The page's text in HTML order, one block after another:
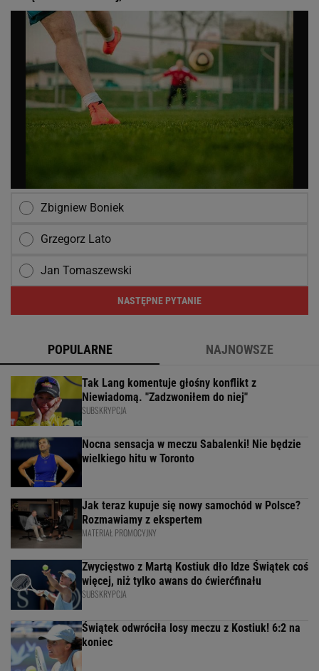
Zbigniew Boniek
Grzegorz Lato
Jan Tomaszewski
NASTĘPNE PYTANIE
POPULARNE NAJNOWSZE
Tak Lang komentuje głośny konflikt z
Niewiadomą. "Zadzwoniłem do niej"
SUBSKRYPCJA
Nocna sensacja w meczu Sabalenki! Nie będzie
wielkiego hitu w Toronto
Jak teraz kupuje się nowy samochód w Polsce?
Rozmawiamy z ekspertem
MATERIAŁ PROMOCYJNY
Zwycięstwo z Martą Kostiuk dło Idze Świątek coś
więcej, niż tylko awans do ćwierćfinału
SUBSKRYPCJA
Świątek odwróciła losy meczu z Kostiuk! 6:2 na
koniec